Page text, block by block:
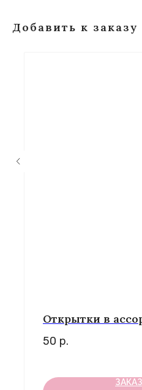
Добавить к заказу
Открытки в
50 р.